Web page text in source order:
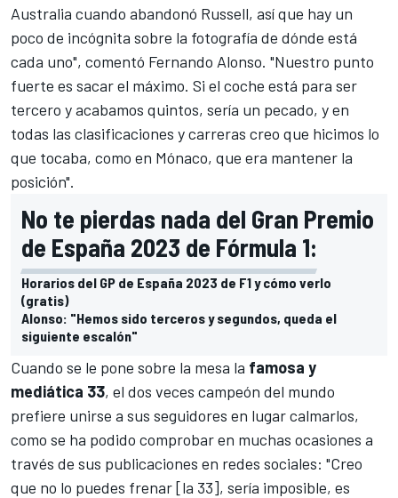
Australia cuando abandonó Russell, así que hay un
poco de incógnita sobre la fotografía de dónde está
cada uno", comentó Fernando Alonso. "Nuestro punto
fuerte es sacar el máximo. Si el coche está para ser
tercero y acabamos quintos, sería un pecado, y en
todas las clasificaciones y carreras creo que hicimos lo
que tocaba, como en Mónaco, que era mantener la
posición".
No te pierdas nada del Gran Premio
de España 2023 de Fórmula 1:
Horarios del GP de España 2023 de F1 y cómo verlo
(gratis)
Alonso: "Hemos sido terceros y segundos, queda el
siguiente escalón"
Cuando se le pone sobre la mesa la famosa y
mediática 33, el dos veces campeón del mundo
prefiere unirse a sus seguidores en lugar calmarlos,
como se ha podido comprobar en muchas ocasiones a
través de sus publicaciones en redes sociales: "Creo
que no lo puedes frenar [la 33], sería imposible, es